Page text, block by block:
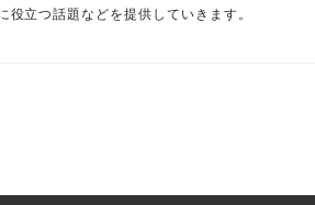
役立つ話題などを提供していきます。